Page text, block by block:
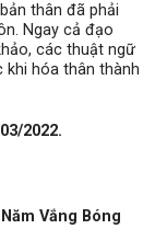
thân đã phải
Ngay cả đạo
các thuật ngữ
khi hóa thân thành
2022.
Vắng Bóng